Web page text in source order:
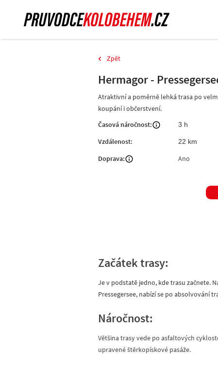
3 h
Zpět
Vzdálenost:
Hermagor -
22 km
Doprava:
Časová náročnost:
Ano
Atraktivní a poměrně lehká trasa po
koupání i občerstvení.
Začátek trasy:
Je v podstatě jedno, kde trasu začnete.
Pressegersee, nabízí se po absolvování
Náročnost:
Většina trasy vede po asfaltových
upravené štěrkopískové pasáže.